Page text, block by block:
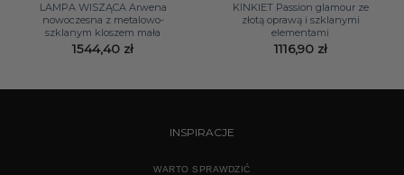
LAMPA WISZĄCA Arwena
nowoczesna z metalowo-
szklanym kloszem mała
1544,40 zł
KINKIET Passion glamour ze
złotą oprawą i szklanymi
elementami
1116,90 zł
INSPIRACJE
WARTO SPRAWDZIĆ